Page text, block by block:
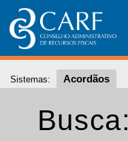
Sistemas: Acordãos
Busca: